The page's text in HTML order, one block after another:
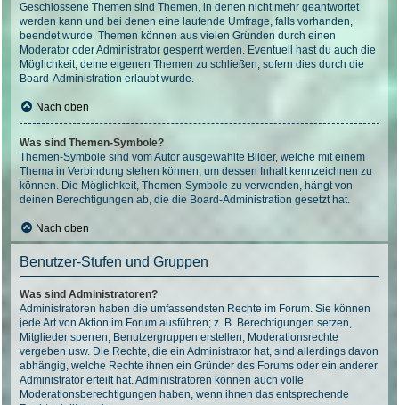
Geschlossene Themen sind Themen, in denen nicht mehr geantwortet
werden kann und bei denen eine laufende Umfrage, falls vorhanden,
beendet wurde. Themen können aus vielen Gründen durch einen
Moderator oder Administrator gesperrt werden. Eventuell hast du auch die
Möglichkeit, deine eigenen Themen zu schließen, sofern dies durch die
Board-Administration erlaubt wurde.
Nach oben
Was sind Themen-Symbole?
Themen-Symbole sind vom Autor ausgewählte Bilder, welche mit einem
Thema in Verbindung stehen können, um dessen Inhalt kennzeichnen zu
können. Die Möglichkeit, Themen-Symbole zu verwenden, hängt von
deinen Berechtigungen ab, die die Board-Administration gesetzt hat.
Nach oben
Benutzer-Stufen und Gruppen
Was sind Administratoren?
Administratoren haben die umfassendsten Rechte im Forum. Sie können
jede Art von Aktion im Forum ausführen; z. B. Berechtigungen setzen,
Mitglieder sperren, Benutzergruppen erstellen, Moderationsrechte
vergeben usw. Die Rechte, die ein Administrator hat, sind allerdings davon
abhängig, welche Rechte ihnen ein Gründer des Forums oder ein anderer
Administrator erteilt hat. Administratoren können auch volle
Moderationsberechtigungen haben, wenn ihnen das entsprechende